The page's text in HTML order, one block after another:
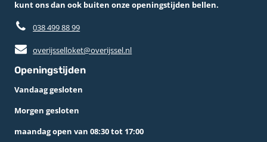
kunt ons dan ook buiten onze openingstijden bellen.
038 499 88 99
overijsselloket@overijssel.nl
Openingstijden
Vandaag gesloten
Morgen gesloten
maandag open van 08:30 tot 17:00